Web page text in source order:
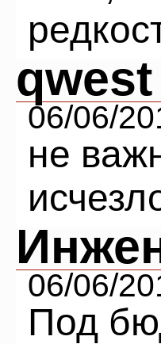
qwest
06/06/
не
06/06/
Под